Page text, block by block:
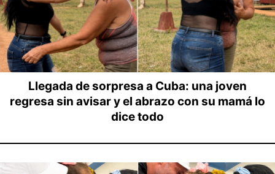
Llegada de sorpresa a Cuba: una joven
regresa sin avisar y el abrazo con su mamá lo
dice todo